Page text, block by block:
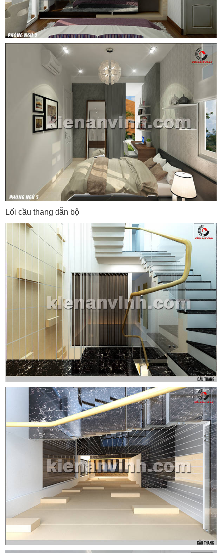
Lối cầu thang dẫn bộ